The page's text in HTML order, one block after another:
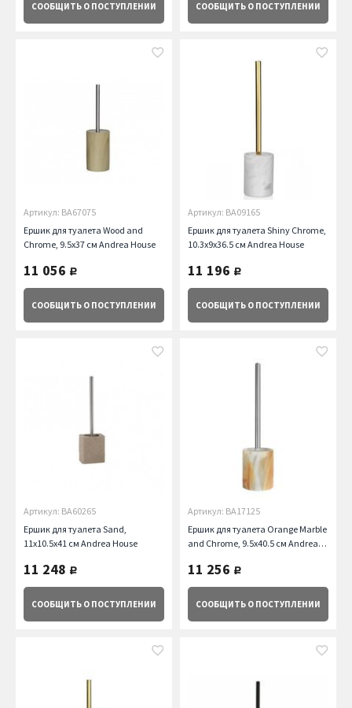
СООБЩИТЬ О ПОСТУПЛЕНИИ СООБЩИТЬ О ПОСТУПЛЕНИИ
Артикул: BA67075
Ершик для туалета Wood and
Chrome, 9.5х37 см Andrea House
11 056 руб.
СООБЩИТЬ О ПОСТУПЛЕНИИ
Артикул: BA09165
Ершик для туалета Shiny Chrome,
10.3х9х36.5 см Andrea House
11 196 руб.
СООБЩИТЬ О ПОСТУПЛЕНИИ
Артикул: BA60265
Ершик для туалета Sand,
11х10.5х41 см Andrea House
11 248 руб.
СООБЩИТЬ О ПОСТУПЛЕНИИ
Артикул: BA17125
Ершик для туалета Orange Marble
and Chrome, 9.5х40.5 см Andrea
11 256 руб.
СООБЩИТЬ О ПОСТУПЛЕНИИ